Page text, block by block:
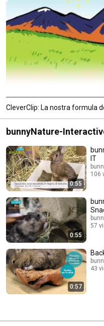
CleverClip: La nostra formula
bunnyNature-
0:55
IT
106
0:55
57
0:57
43